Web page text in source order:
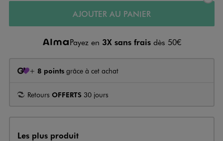
AJOUTER AU PANIER
Payez en 3X sans frais dès 50€
+ 8 points grâce à cet achat
Retours OFFERTS 30 jours
Les plus produit